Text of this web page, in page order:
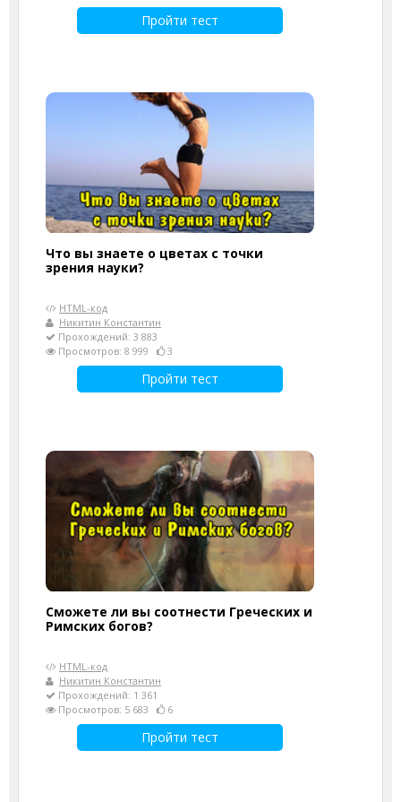
Пройти тест
Что вы знаете о цветах с точки
зрения науки?
HTML-код
Никитин Константин
Прохождений: 3 883
Просмотров: 8 999
3
Пройти тест
Сможете ли вы соотнести Греческих и
Римских богов?
HTML-код
Никитин Константин
Прохождений: 1 361
Просмотров: 5 683
6
Пройти тест